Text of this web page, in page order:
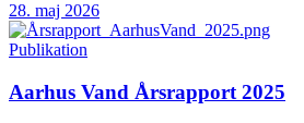
28. maj 2026
Publikation
Aarhus Vand Årsrapport 2025